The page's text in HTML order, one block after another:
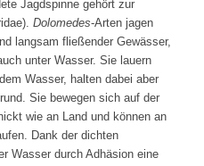
Jagdspinne gehört zur
Dolomedes-Arten jagen
langsam fließender Gewässer,
unter Wasser. Sie lauern
Wasser, halten dabei aber
Sie bewegen sich auf der
wie an Land und können an
Dank der dichten
Wasser durch Adhäsion eine